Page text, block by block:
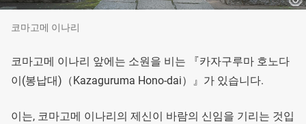
코마고메 이나리
코마고메 이나리 앞에는 소원을 비는 『카자구루마 호노다
이(봉납대)（Kazaguruma Hono-dai）』가 있습니다.
이는, 코마고메 이나리의 제신이 바람의 신임을 기리는 것입